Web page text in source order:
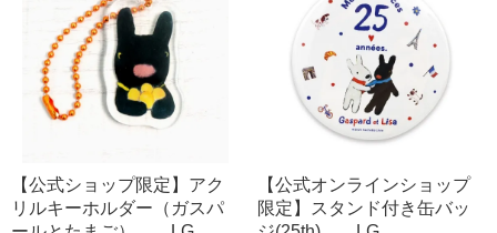
【公式ショップ限定】アク
リルキーホルダー（ガスパ
【公式オンラインショップ
限定】スタンド付き缶バッ